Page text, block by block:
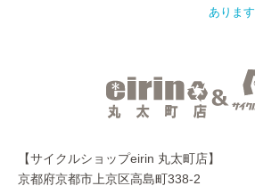
あります
【サイクルショップeirin 丸太町店】
京都府京都市上京区高島町338-2